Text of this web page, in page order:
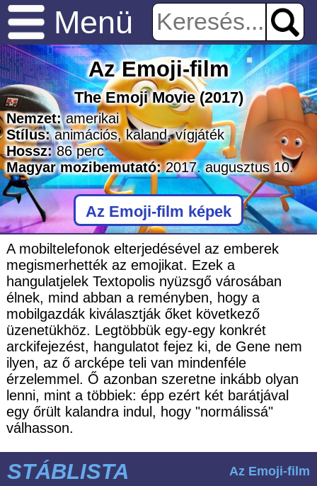
Menü
Az Emoji-film
The Emoji Movie(2017)
Nemzet: amerikai
Stílus: animációs,kaland,vígjáték
Hossz: 86perc
Magyar mozibemutató:2017. augusztus 10.
Az Emoji-film képek
A mobiltelefonok elterjedésével az emberek
megismerhették az emojikat. Ezek a
hangulatjelek Textopolis nyüzsgő városában
élnek, mind abban a reményben, hogy a
mobilgazdák kiválasztják őket következő
üzenetükhöz. Legtöbbük egy-egy konkrét
arckifejezést, hangulatot fejez ki, de Gene nem
ilyen, az ő arcképe teli van mindenféle
érzelemmel. Ő azonban szeretne inkább olyan
lenni, mint a többiek: épp ezért két barátjával
egy őrült kalandra indul, hogy "normálissá"
válhasson.
STÁBLISTA Az Emoji-film